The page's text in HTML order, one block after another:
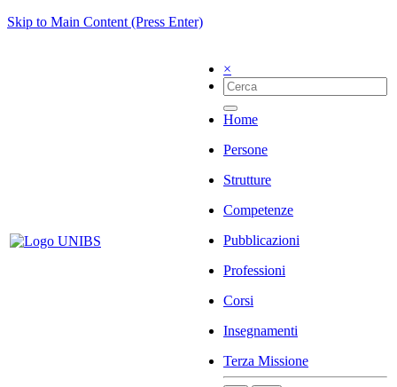
Skip to Main Content (Press Enter)
×
Home
Persone
Strutture
Competenze
Pubblicazioni
Professioni
Corsi
Insegnamenti
Terza Missione